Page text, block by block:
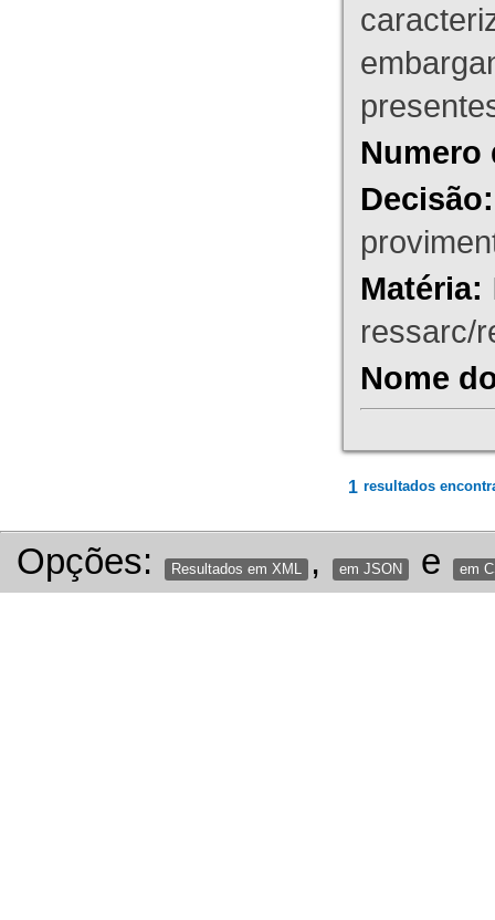
Numero
Decisão:
Matéria:
ressarc/
Nome
1 resultados
Opções: Resultados em XML , em JSON e em